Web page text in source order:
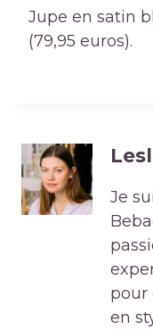
Jupe en satin
(79,95 euros).
Je
pour
en